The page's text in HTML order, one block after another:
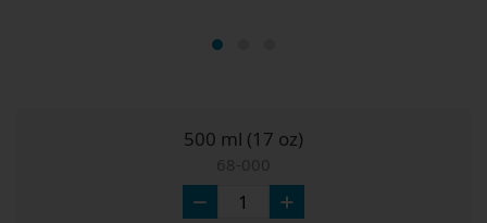
500 ml (17 oz)
68-000